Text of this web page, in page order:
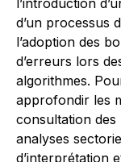
l’introduction
d’un processus
l’adoption des
d’erreurs lors
algorithmes.
approfondir les
consultation des
analyses
d’interprétation